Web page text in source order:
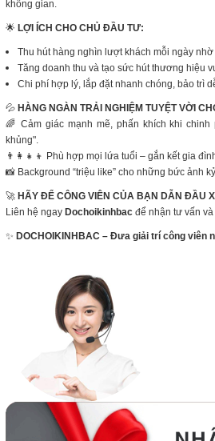
không gian.
🌟 LỢI ÍCH CHO CHỦ ĐẦU TƯ:
Thu hút hàng nghìn lượt khách mỗi ngày
Tăng doanh thu và tạo sức hút thương hiệu
Chi phí hợp lý, lắp đặt nhanh chóng, bảo trì
💦 HÀNG NGÀN TRẢI NGHIỆM TUYỆT VỜI
🌈 Cảm giác mạnh mẽ, phấn khích khi
khủng".
👨‍👩‍👧‍👦 Phù hợp mọi lứa tuổi – gắn kết gia
📸 Background “triệu like” cho những bức ảnh
🚀 HÃY ĐỂ CÔNG VIÊN CỦA BẠN DẪN ĐẦU
Liên hệ ngay Dochoikinhbac để nhận tư vấn
✨ DOCHOIKINHBAC – Đưa giải trí công viên